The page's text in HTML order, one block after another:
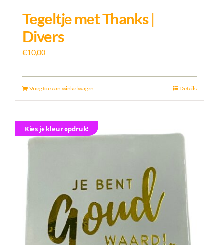
Tegeltje met Thanks |
Divers
€10,00
Voeg toe aan winkelwagen Details
Kies je kleur opdruk!